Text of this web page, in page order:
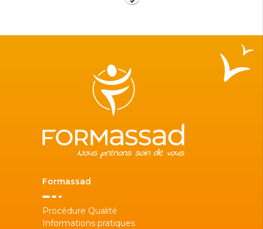
Formassad
Procédure Qualité
Informations pratiques